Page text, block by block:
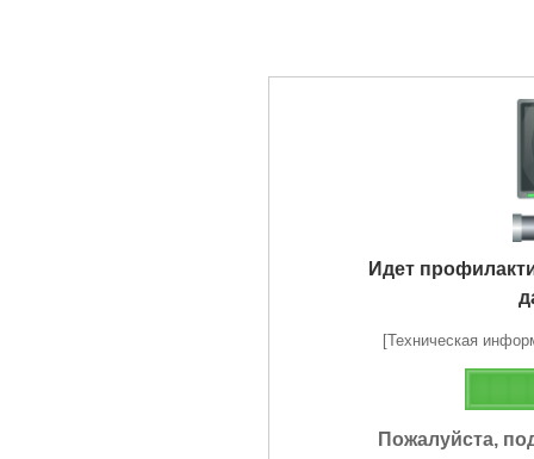
Идет
[Техническая
Пожалуйста,